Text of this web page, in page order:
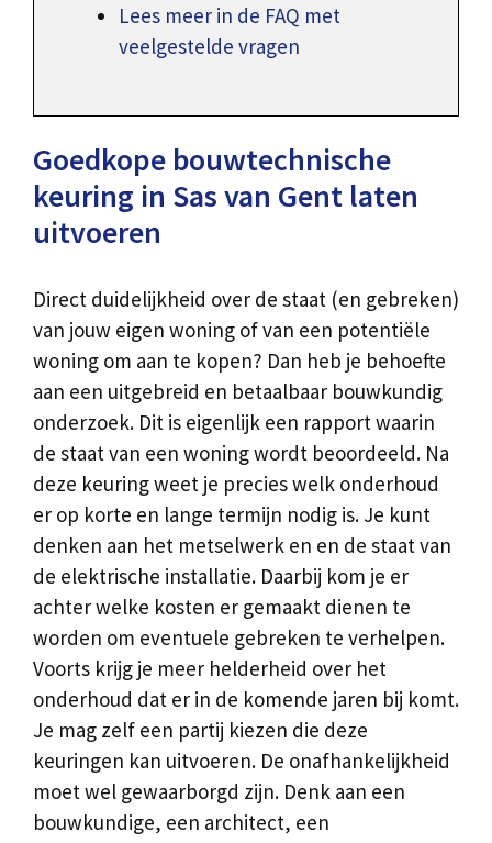
Lees meer in de FAQ met
veelgestelde vragen
Goedkope bouwtechnische
keuring in Sas van Gent laten
uitvoeren
Direct duidelijkheid over de staat (en gebreken)
van jouw eigen woning of van een potentiële
woning om aan te kopen? Dan heb je behoefte
aan een uitgebreid en betaalbaar bouwkundig
onderzoek. Dit is eigenlijk een rapport waarin
de staat van een woning wordt beoordeeld. Na
deze keuring weet je precies welk onderhoud
er op korte en lange termijn nodig is. Je kunt
denken aan het metselwerk en en de staat van
de elektrische installatie. Daarbij kom je er
achter welke kosten er gemaakt dienen te
worden om eventuele gebreken te verhelpen.
Voorts krijg je meer helderheid over het
onderhoud dat er in de komende jaren bij komt.
Je mag zelf een partij kiezen die deze
keuringen kan uitvoeren. De onafhankelijkheid
moet wel gewaarborgd zijn. Denk aan een
bouwkundige, een architect, een